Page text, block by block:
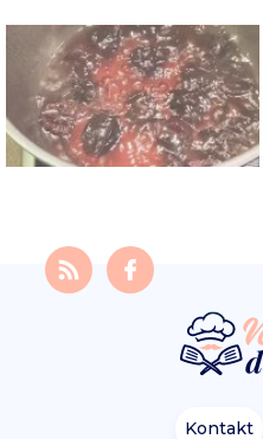
Kontakt